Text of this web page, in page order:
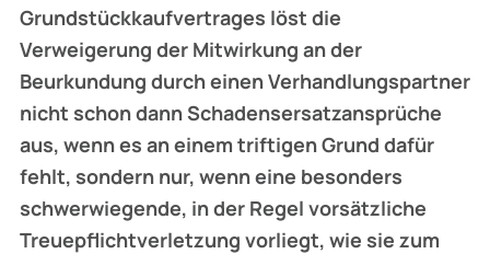
Grundstückkaufvertrages löst die
Verweigerung der Mitwirkung an der
Beurkundung durch einen Verhandlungspartner
nicht schon dann Schadensersatzansprüche
aus, wenn es an einem triftigen Grund dafür
fehlt, sondern nur, wenn eine besonders
schwerwiegende, in der Regel vorsätzliche
Treuepflichtverletzung vorliegt, wie sie zum